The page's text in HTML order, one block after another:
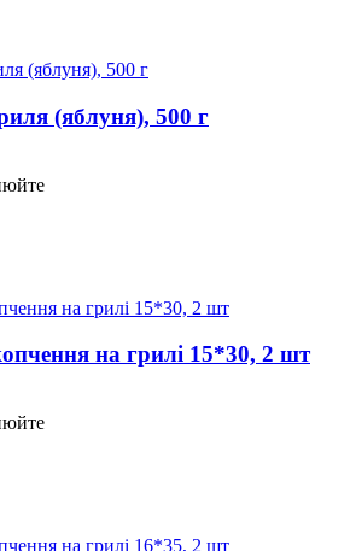
(яблуня), 500 г
на грилі 15*30, 2 шт